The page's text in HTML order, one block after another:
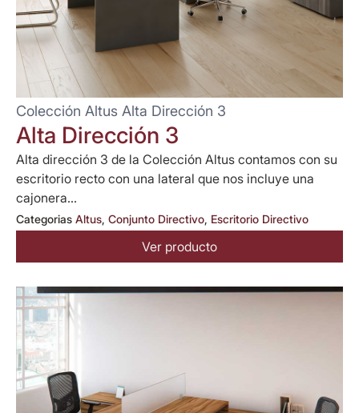
Colección Altus Alta Dirección 3
Alta Dirección 3
Alta dirección 3 de la Colección Altus contamos con su
escritorio recto con una lateral que nos incluye una
cajonera...
Categorias Altus, Conjunto Directivo, Escritorio Directivo
Ver producto